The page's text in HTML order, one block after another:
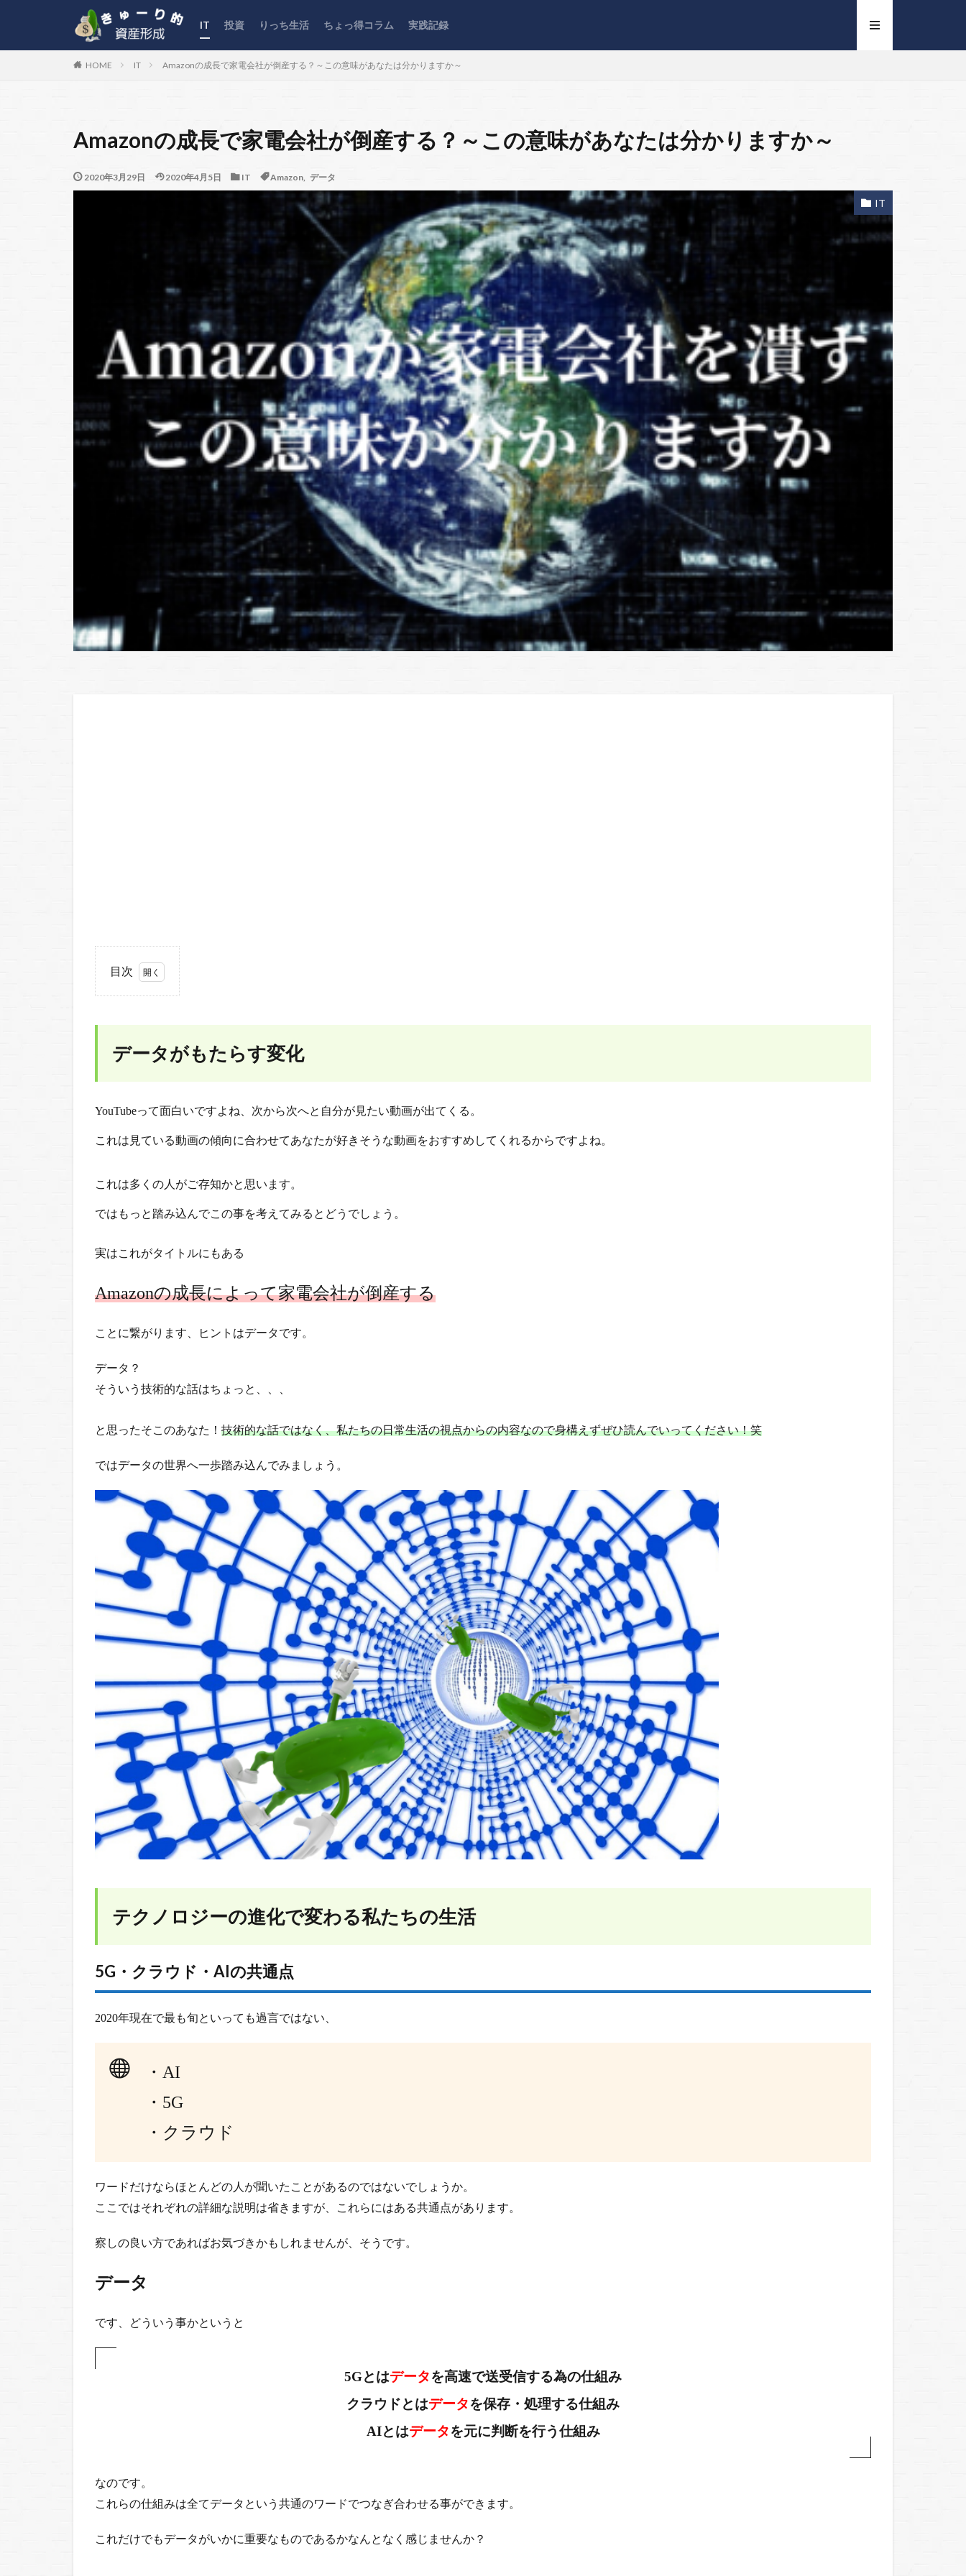
IT 投資 りっち生活 ちょっ得コラム 実践記録
HOME IT Amazonの成長で家電会社が倒産する？～この意味があなたは分かりますか～
Amazonの成長で家電会社が倒産する？～この意味があなたは分かりますか～
2020年3月29日 2020年4月5日 IT Amazon データ
IT
目次
ー
タ
が
も
ら
変
2
テ
ノ
ー
進
で
変
私
ち
の
生
2.1
5G・
クラ
ウ
ド・
AIの
デー
タの
活用
2.3
Amazon
のデー
タ戦略
2.4
会社を
参
考
文
テ
展
つ
て
え
データがもたらす変化
YouTubeって面白いですよね、次から次へと自分が見たい動画が出てくる。
これは見ている動画の傾向に合わせてあなたが好きそうな動画をおすすめしてくれるからですよね。
これは多くの人がご存知かと思います。
ではもっと踏み込んでこの事を考えてみるとどうでしょう。
実はこれがタイトルにもある
Amazonの成長によって家電会社が倒産する
ことに繋がります、 ヒントはデータです。
データ？
そういう技術的な話はちょっと、、、
と思ったそこのあなた！ 技術的な話ではなく、私たちの日常生活の視点からの内容なので身構えずぜひ読んでいってください！笑
ではデータの世界へ一歩踏み込んでみましょう。
テクノロジーの進化で変わる私たちの生活
5G・クラウド・AIの共通点
2020年現在で最も旬といっても過言ではない、
・AI
・5G
・クラウド
ワードだけならほとんどの人が聞いたことがあるのではないでしょうか。
ここではそれぞれの詳細な説明は省きますが、これらにはある共通点があります。
察しの良い方であればお気づきかもしれませんが、そうです。
データ
です、 どういう事かというと
5Gとはデータを高速で送受信する為の仕組み
クラウドとはデータを保存・処理する仕組み
AIとはデータを元に判断を行う仕組み
なのです。
これらの仕組みは全てデータという共通のワードでつなぎ合わせる事ができます。
これだけでもデータがいかに重要なものであるかなんとなく感じませんか？